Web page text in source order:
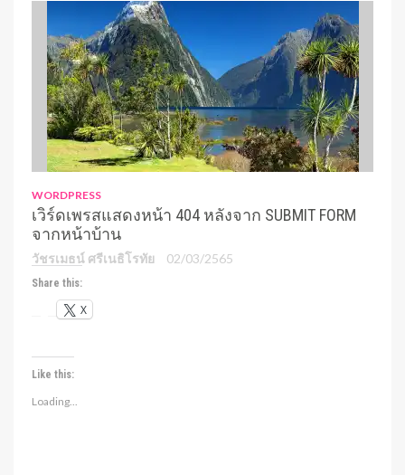
WORDPRESS
เวิร์ดเพรสแสดงหน้า 404 หลังจาก SUBMIT FORM
จากหน้าบ้าน
วัชรเมธน์ ศรีเนธิโรทัย 02/03/2565
Share this:
X
Like this:
Loading...